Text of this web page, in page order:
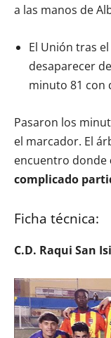
a las manos de
El Unión tras
desaparecer
minuto 81 con
Pasaron los
el marcador. El
encuentro donde
complicado
Ficha técnica:
C.D. Raqui San